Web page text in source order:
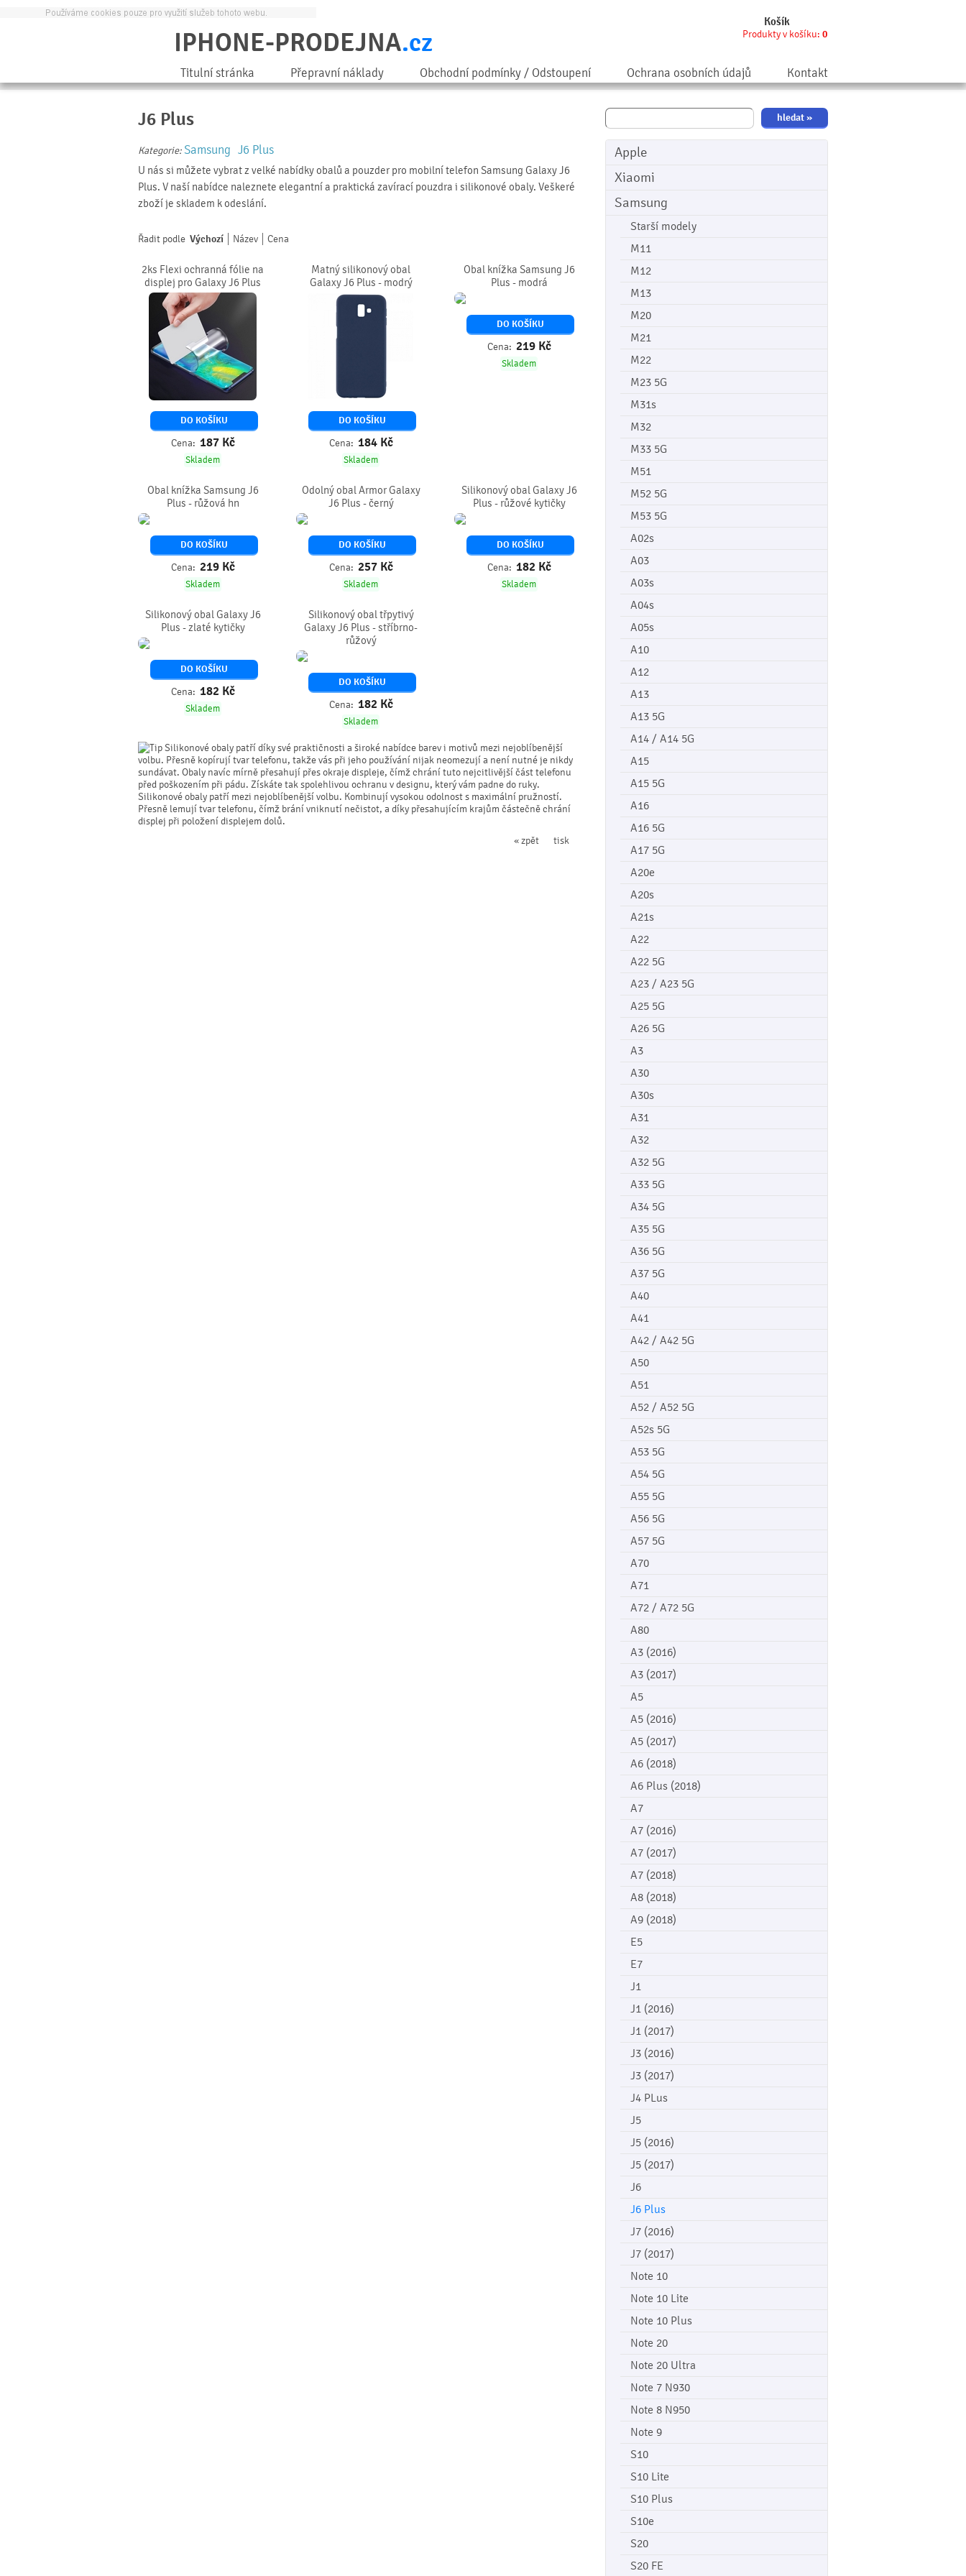
Košík
Produkty v košíku: 0
IPHONE-PRODEJNA.cz
Titulní stránka Přepravní náklady Obchodní podmínky / Odstoupení Ochrana osobních údajů Kontakt
Apple
Xiaomi
Samsung
Starší modely
M11
M12
M13
M20
M21
M22
M23 5G
M31s
M32
M33 5G
M51
M52 5G
M53 5G
A02s
A03
A03s
A04s
A05s
A10
A12
A13
A13 5G
A14 / A14 5G
A15
A15 5G
A16
A16 5G
A17 5G
A20e
A20s
A21s
A22
A22 5G
A23 / A23 5G
A25 5G
A26 5G
A3
A30
A30s
A31
A32
A32 5G
A33 5G
A34 5G
A35 5G
A36 5G
A37 5G
A40
A41
A42 / A42 5G
A50
A51
A52 / A52 5G
A52s 5G
A53 5G
A54 5G
A55 5G
A56 5G
A57 5G
A70
A71
A72 / A72 5G
A80
A3 (2016)
A3 (2017)
A5
A5 (2016)
A5 (2017)
A6 (2018)
A6 Plus (2018)
A7
A7 (2016)
A7 (2017)
A7 (2018)
A8 (2018)
A9 (2018)
E5
E7
J1
J1 (2016)
J1 (2017)
J3 (2016)
J3 (2017)
J4 PLus
J5
J5 (2016)
J5 (2017)
J6
J6 Plus
J7 (2016)
J7 (2017)
Note 10
Note 10 Lite
Note 10 Plus
Note 20
Note 20 Ultra
Note 7 N930
Note 8 N950
Note 9
S10
S10 Lite
S10 Plus
S10e
S20
S20 FE
J6 Plus
Kategorie:Samsung J6 Plus
U nás si můžete vybrat z velké nabídky obalů a pouzder pro mobilní telefon Samsung Galaxy J6
Plus. V naší nabídce naleznete elegantní a praktická zavírací pouzdra i silikonové obaly. Veškeré
zboží je skladem k odeslání.
Řadit podle Výchozí Název Cena
2ks Flexi ochranná fólie na
displej pro Galaxy J6 Plus
DO KOŠÍKU
Cena: 187 Kč
Skladem
Matný silikonový obal
Galaxy J6 Plus - modrý
DO KOŠÍKU
Cena: 184 Kč
Skladem
Obal knížka Samsung J6
Plus - modrá
DO KOŠÍKU
Cena: 219 Kč
Skladem
Obal knížka Samsung J6
Plus - růžová hn
DO KOŠÍKU
Cena: 219 Kč
Skladem
Odolný obal Armor Galaxy
J6 Plus - černý
DO KOŠÍKU
Cena: 257 Kč
Skladem
Silikonový obal Galaxy J6
Plus - růžové kytičky
DO KOŠÍKU
Cena: 182 Kč
Skladem
Silikonový obal Galaxy J6
Plus - zlaté kytičky
DO KOŠÍKU
Cena: 182 Kč
Skladem
Silikonový obal třpytivý
Galaxy J6 Plus - stříbrno-
růžový
DO KOŠÍKU
Cena: 182 Kč
Skladem
Silikonové obaly patří díky své praktičnosti a široké nabídce barev i motivů mezi nejoblíbenější
volbu. Přesně kopírují tvar telefonu, takže vás při jeho používání nijak neomezují a není nutné je nikdy
sundávat. Obaly navíc mírně přesahují přes okraje displeje, čímž chrání tuto nejcitlivější část telefonu
před poškozením při pádu. Získáte tak spolehlivou ochranu v designu, který vám padne do ruky.
Silikonové obaly patří mezi nejoblíbenější volbu. Kombinují vysokou odolnost s maximální pružností.
Přesně lemují tvar telefonu, čímž brání vniknutí nečistot, a díky přesahujícím krajům částečně chrání
displej při položení displejem dolů.
tisk
« zpět